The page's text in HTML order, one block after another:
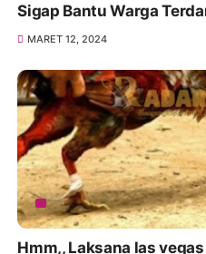
Sigap Bantu Warga
MARET 12, 2024
Hmm,, Laksana las